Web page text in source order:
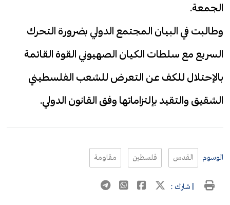
الجمعة.
وطالبت في البيان المجتمع الدولي بضرورة التحرك
السريع مع سلطات الكيان الصهيوني القوة القائمة
بالإحتلال للكف عن التعرض للشعب الفلسطيني
الشقيق والتقيد بإلتزاماتها وفق القانون الدولي.
الوسوم القدس فلسطين مقاومة
| شارك :